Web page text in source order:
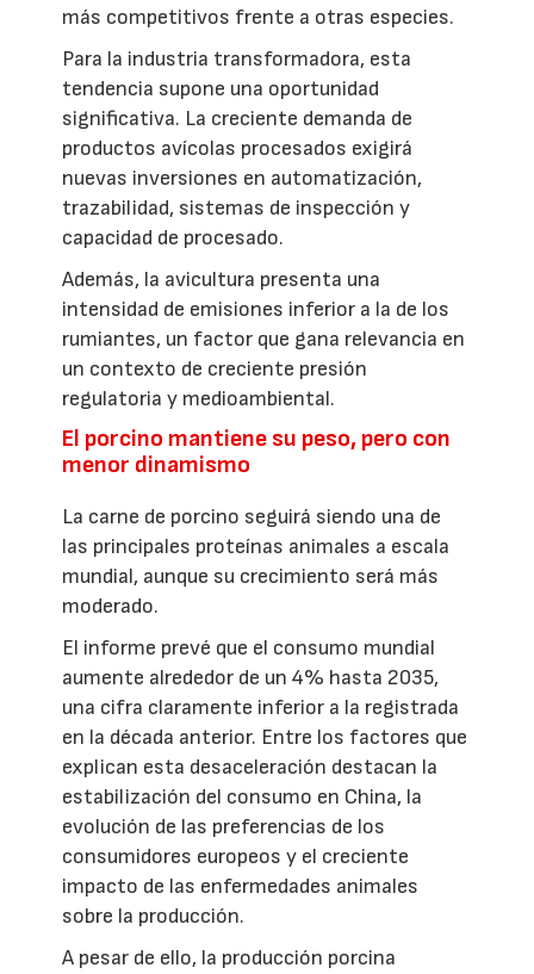
más competitivos frente a otras especies.
Para la industria transformadora, esta
tendencia supone una oportunidad
significativa. La creciente demanda de
productos avícolas procesados exigirá
nuevas inversiones en automatización,
trazabilidad, sistemas de inspección y
capacidad de procesado.
Además, la avicultura presenta una
intensidad de emisiones inferior a la de los
rumiantes, un factor que gana relevancia en
un contexto de creciente presión
regulatoria y medioambiental.
El porcino mantiene su peso, pero con
menor dinamismo
La carne de porcino seguirá siendo una de
las principales proteínas animales a escala
mundial, aunque su crecimiento será más
moderado.
El informe prevé que el consumo mundial
aumente alrededor de un 4% hasta 2035,
una cifra claramente inferior a la registrada
en la década anterior. Entre los factores que
explican esta desaceleración destacan la
estabilización del consumo en China, la
evolución de las preferencias de los
consumidores europeos y el creciente
impacto de las enfermedades animales
sobre la producción.
A pesar de ello, la producción porcina